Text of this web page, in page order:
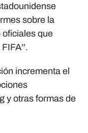
sobre la
oficiales que
incrementa el
y otras formas de